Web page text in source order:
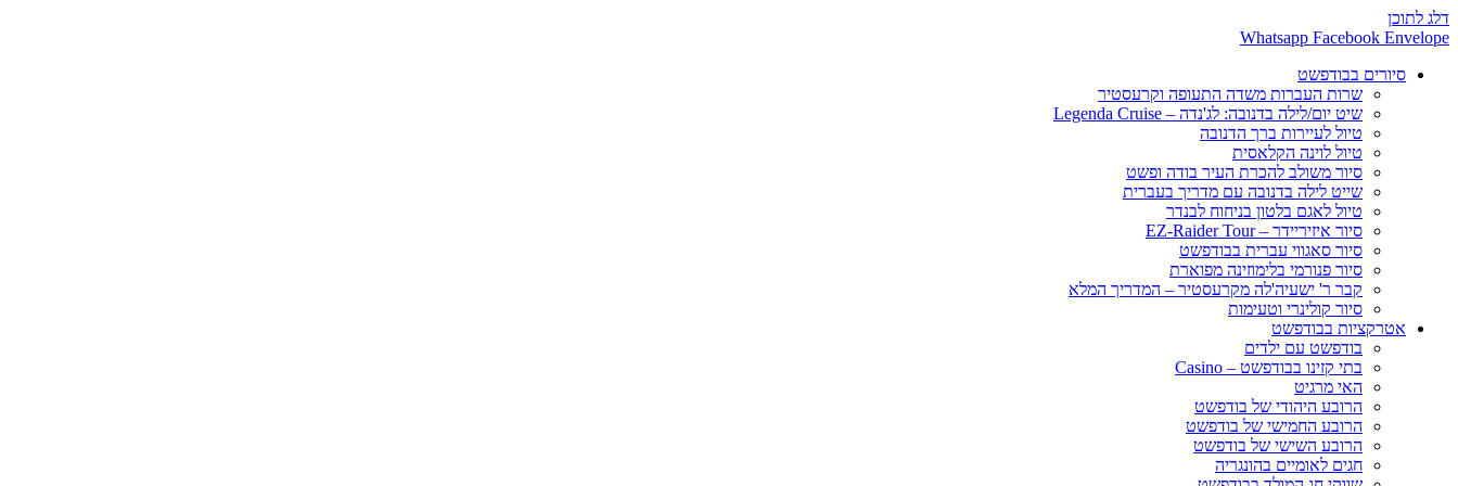
דלג לתוכן
Whatsapp Facebook Envelope
סיורים בבודפשט
שרות העברות משדה התעופה וקרעסטיר
שיט יום/לילה בדנובה: לג'נדה – Legenda Cruise
טיול לעיירות ברך הדנובה
טיול לוינה הקלאסית
סיור משולב להכרת העיר בודה ופשט
שייט לילה בדנובה עם מדריך בעברית
טיול לאגם בלטון בניחוח לבנדר
סיור איזיריידר – EZ-Raider Tour
סיור סאגווי עברית בבודפשט
סיור פנורמי בלימוזינה מפוארת
קבר ר' ישעיה'לה מקרעסטיר – המדריך המלא
סיור קולינרי וטעימות
אטרקציות בבודפשט
בודפשט עם ילדים
בתי קזינו בבודפשט – Casino
האי מרגיט
הרובע היהודי של בודפשט
הרובע החמישי של בודפשט
הרובע השישי של בודפשט
חגים לאומיים בהונגריה